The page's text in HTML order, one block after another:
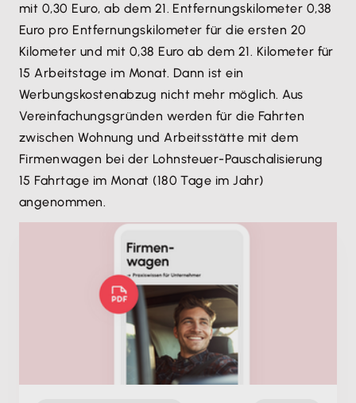
mit 0,30 Euro, ab dem 21. Entfernungskilometer 0,38
Euro pro Entfernungskilometer für die ersten 20
Kilometer und mit 0,38 Euro ab dem 21. Kilometer für
15 Arbeitstage im Monat. Dann ist ein
Werbungskostenabzug nicht mehr möglich. Aus
Vereinfachungsgründen werden für die Fahrten
zwischen Wohnung und Arbeitsstätte mit dem
Firmenwagen bei der Lohnsteuer-Pauschalisierung
15 Fahrtage im Monat (180 Tage im Jahr)
angenommen.